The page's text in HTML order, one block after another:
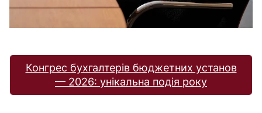
Конгрес бухгалтерів бюджетних установ
— 2026: унікальна подія року